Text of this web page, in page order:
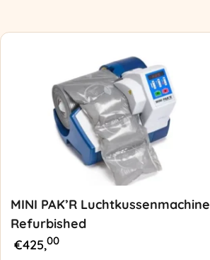
MINI PAK’R Luchtkussenmachine
Refurbished
€425,00